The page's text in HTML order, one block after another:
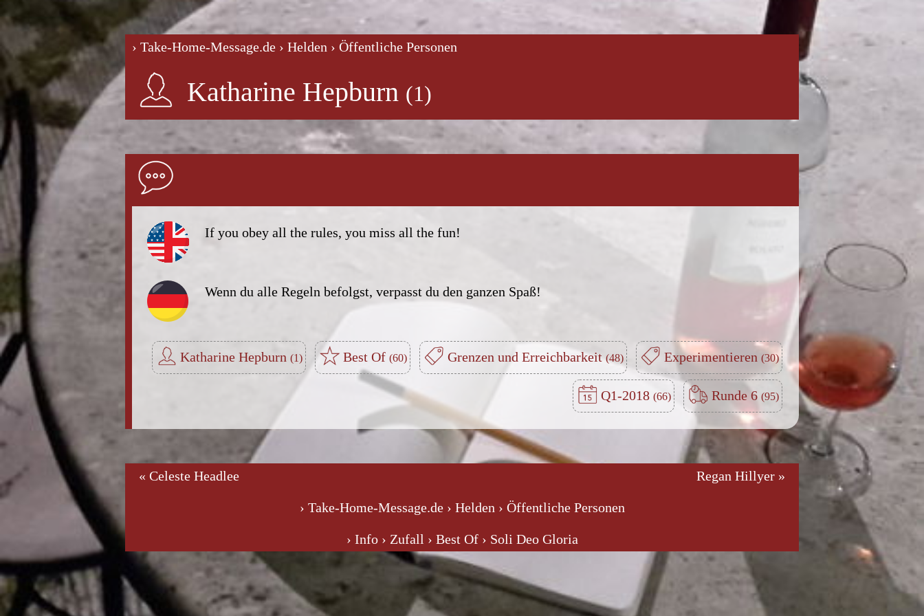
› Take-Home-Message.de › Helden › Öffentliche Personen
Katharine Hepburn
If you obey all the rules, you miss all the fun!
Wenn du alle Regeln befolgst, verpasst du den ganzen Spaß!
Katharine Hepburn Best Of Grenzen und Erreichbarkeit Experimentieren
Q1-2018 Runde 6
« Celeste Headlee Regan Hillyer »
› Take-Home-Message.de › Helden › Öffentliche Personen
› Info › Zufall › Best Of › Soli Deo Gloria